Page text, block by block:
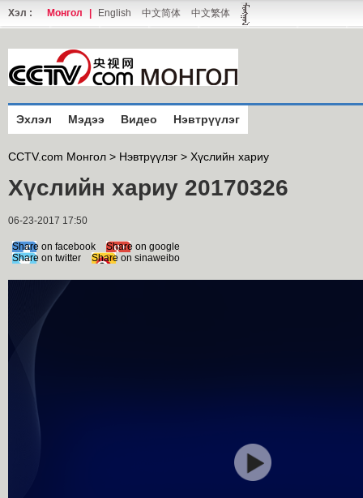
Хэл : Монгол English 中文简体 中文繁体
Эхлэл Мэдээ Видео Нэвтрүүлэг
CCTV.com Монгол > Нэвтрүүлэг > Хүслийн хариу
Хүслийн хариу 20170326
06-23-2017 17:50
Share on facebook
Share on google
Share on twitter
Share on sinaweibo